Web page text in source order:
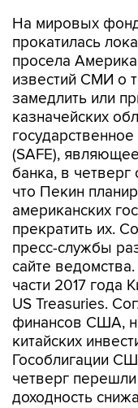
На мировых
прокатилась
просела
известий СМИ о
замедлить или
казначейских
(SAFE),
банка, в
что Пекин
американских
прекратить их.
пресс-службы
сайте
части 2017 года
US Treasuries.
финансов США,
китайских
Гособлигации
четверг перешли
доходность